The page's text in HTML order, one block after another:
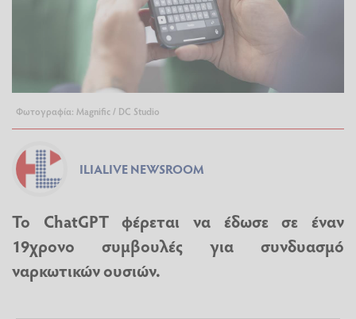
Φωτογραφία: Magnific / DC Studio
ILIALIVE NEWSROOM
To ChatGPT φέρεται να έδωσε σε έναν
19χρονο συμβουλές για συνδυασμό
ναρκωτικών ουσιών.